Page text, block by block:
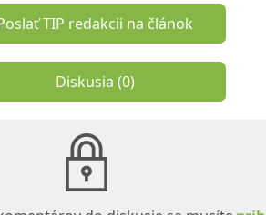
TIP redakcii na článok
Diskusia (0)